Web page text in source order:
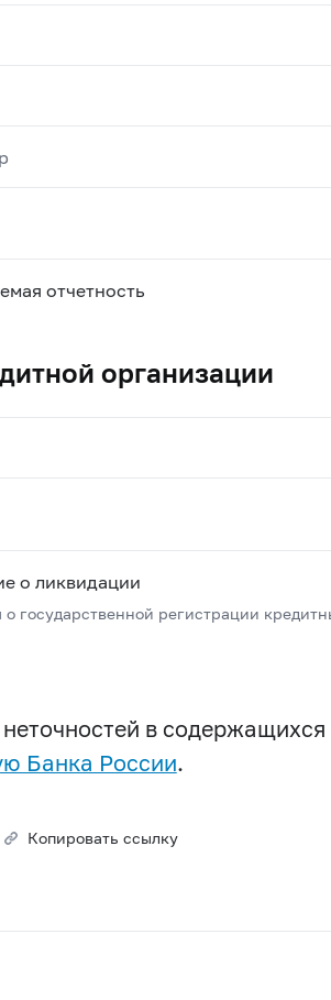
отчетность
организации
о ликвидации
государственной регистрации
в
Банка России.
Копировать ссылку